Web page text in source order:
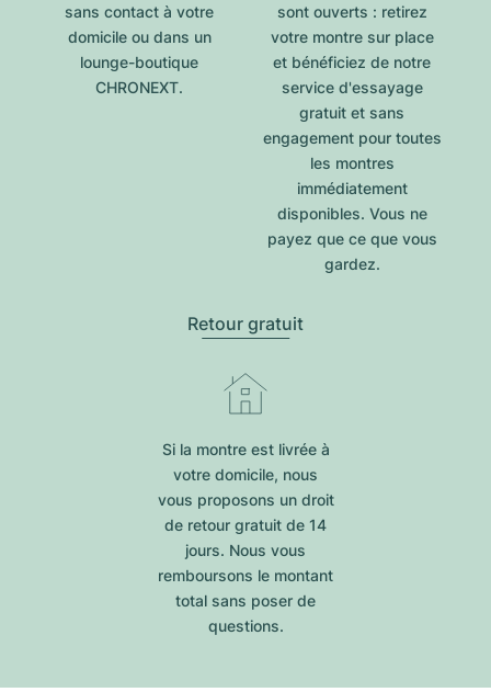
sans contact à votre
domicile ou dans un
lounge-boutique
CHRONEXT.
sont ouverts : retirez
votre montre sur place
et bénéficiez de notre
service d'essayage
gratuit et sans
engagement pour toutes
les montres
immédiatement
disponibles. Vous ne
payez que ce que vous
gardez.
Retour gratuit
Si la montre est livrée à
votre domicile, nous
vous proposons un droit
de retour gratuit de 14
jours. Nous vous
remboursons le montant
total sans poser de
questions.